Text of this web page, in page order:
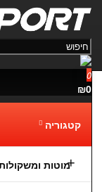
0
₪0
קטגוריה
מוטות ומשקולות
נגישות